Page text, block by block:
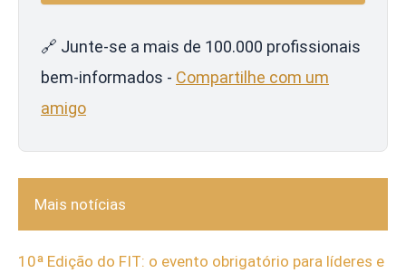
🔗 Junte-se a mais de 100.000 profissionais
bem-informados - Compartilhe com um
amigo
Mais notícias
10ª Edição do FIT: o evento obrigatório para líderes e